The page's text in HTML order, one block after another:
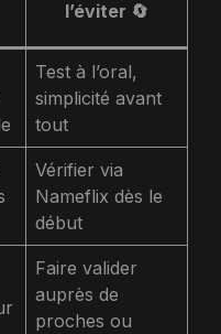
l’éviter 🔄
Test à l’oral,
simplicité avant
tout
Vérifier via
Nameflix dès le
début
Faire valider
auprès de
proches ou